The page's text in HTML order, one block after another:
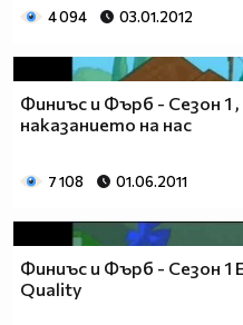
4 094 03.01.2012
Финиъс и Фърб - Сезон 1
наказанието на нас
7 108 01.06.2011
Финиъс и Фърб - Сезон 1
Quality